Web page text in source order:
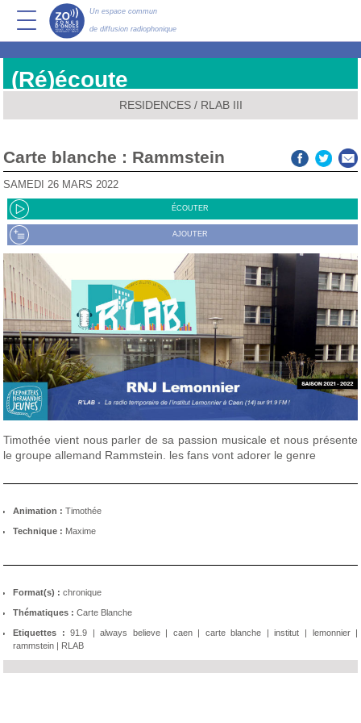
Un espace commun
de diffusion radiophonique
(Ré)écoute
RESIDENCES/ RLAB III
Carte blanche : Rammstein
SAMEDI 26 MARS 2022
ÉCOUTER
AJOUTER
Timothée vient nous parler de sa passion musicale et nous présente
le groupe allemand Rammstein. les fans vont adorer le genre
Animation : Timothée
Technique : Maxime
Format(s) : chronique
Thématiques : Carte Blanche
Etiquettes :91.9 |always believe| caen| carte blanche |institut | lemonnier|
rammstein | RLAB